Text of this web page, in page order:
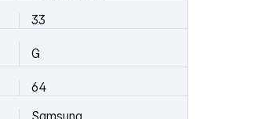
33
G
64